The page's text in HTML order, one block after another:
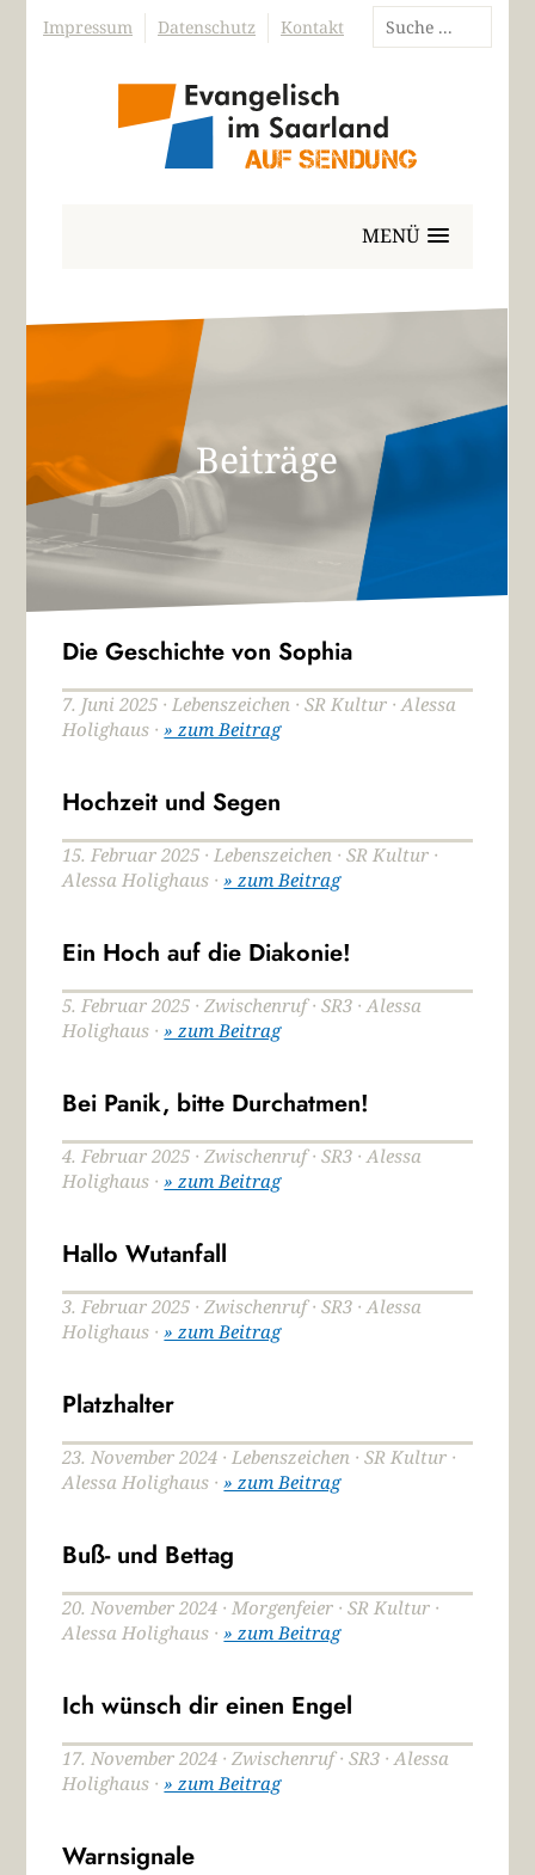
Impressum Datenschutz Kontakt
MENÜ
Beiträge
Die Geschichte von Sophia
7. Juni 2025 · Lebenszeichen · SR Kultur · Alessa
Holighaus ·» zum Beitrag
Hochzeit und Segen
15. Februar 2025 · Lebenszeichen · SR Kultur ·
Alessa Holighaus ·» zum Beitrag
Ein Hoch auf die Diakonie!
5. Februar 2025 · Zwischenruf · SR3 · Alessa
Holighaus ·» zum Beitrag
Bei Panik, bitte Durchatmen!
4. Februar 2025 · Zwischenruf · SR3 · Alessa
Holighaus ·» zum Beitrag
Hallo Wutanfall
3. Februar 2025 · Zwischenruf · SR3 · Alessa
Holighaus ·» zum Beitrag
Platzhalter
23. November 2024 · Lebenszeichen · SR Kultur ·
Alessa Holighaus ·» zum Beitrag
Buß- und Bettag
20. November 2024 · Morgenfeier · SR Kultur ·
Alessa Holighaus ·» zum Beitrag
Ich wünsch dir einen Engel
17. November 2024 · Zwischenruf · SR3 · Alessa
Holighaus ·» zum Beitrag
Warnsignale